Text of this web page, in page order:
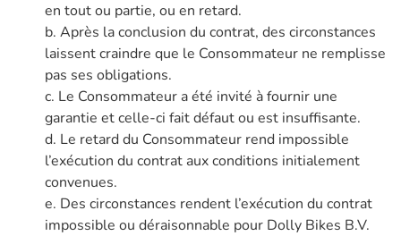
en tout ou partie, ou en retard.
b. Après la conclusion du contrat, des circonstances
laissent craindre que le Consommateur ne remplisse
pas ses obligations.
c. Le Consommateur a été invité à fournir une
garantie et celle-ci fait défaut ou est insuffisante.
d. Le retard du Consommateur rend impossible
l’exécution du contrat aux conditions initialement
convenues.
e. Des circonstances rendent l’exécution du contrat
impossible ou déraisonnable pour Dolly Bikes B.V.